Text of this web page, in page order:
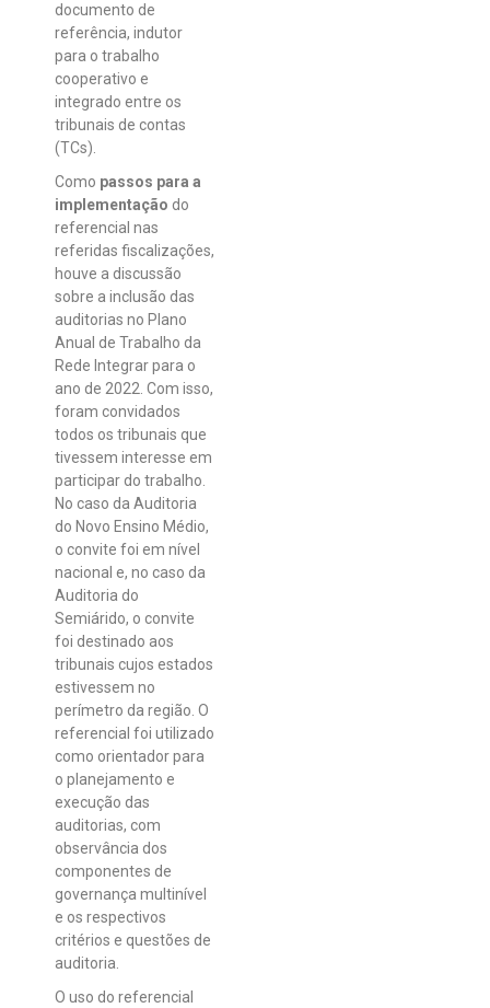
documento de
referência, indutor
para o trabalho
cooperativo e
integrado entre os
tribunais de contas
(TCs).
Como passos para a
implementação do
referencial nas
referidas fiscalizações,
houve a discussão
sobre a inclusão das
auditorias no Plano
Anual de Trabalho da
Rede Integrar para o
ano de 2022. Com isso,
foram convidados
todos os tribunais que
tivessem interesse em
participar do trabalho.
No caso da Auditoria
do Novo Ensino Médio,
o convite foi em nível
nacional e, no caso da
Auditoria do
Semiárido, o convite
foi destinado aos
tribunais cujos estados
estivessem no
perímetro da região. O
referencial foi utilizado
como orientador para
o planejamento e
execução das
auditorias, com
observância dos
componentes de
governança multinível
e os respectivos
critérios e questões de
auditoria.
O uso do referencial